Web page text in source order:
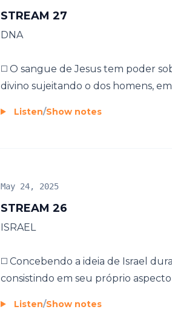
STREAM 27
DNA
◻️ O sangue de Jesus tem poder
divino sujeitando o dos homens,
Listen/Show notes
STREAM 26
May 24, 2025
ISRAEL
◻️ Concebendo a ideia de Israel
consistindo em seu próprio
Listen/Show notes